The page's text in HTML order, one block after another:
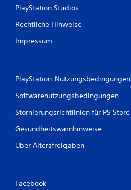
PlayStation Studios
Rechtliche Hinweise
Impressum
PlayStation-Nutzungsbedingungen
Softwarenutzungsbedingungen
Stornierungsrichtlinien für PS Store
Gesundheitswarnhinweise
Über Altersfreigaben
Facebook